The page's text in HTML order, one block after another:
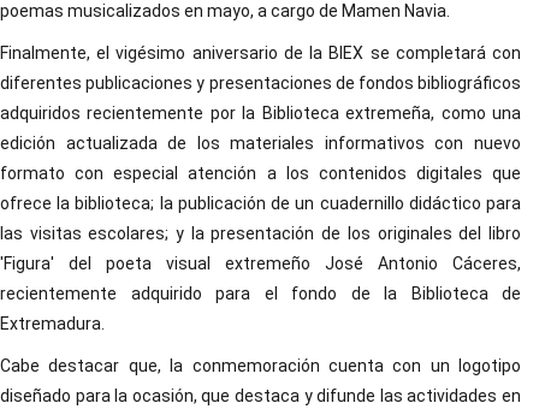
poemas musicalizados en mayo, a cargo de Mamen Navia.
Finalmente, el vigésimo aniversario de la BIEX se completará con
diferentes publicaciones y presentaciones de fondos bibliográficos
adquiridos recientemente por la Biblioteca extremeña, como una
edición actualizada de los materiales informativos con nuevo
formato con especial atención a los contenidos digitales que
ofrece la biblioteca; la publicación de un cuadernillo didáctico para
las visitas escolares; y la presentación de los originales del libro
'Figura' del poeta visual extremeño José Antonio Cáceres,
recientemente adquirido para el fondo de la Biblioteca de
Extremadura.
Cabe destacar que, la conmemoración cuenta con un logotipo
diseñado para la ocasión, que destaca y difunde las actividades en